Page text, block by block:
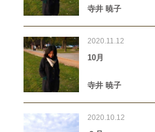
寺井 暁子
2020.11.12
10月
寺井 暁子
2020.10.12